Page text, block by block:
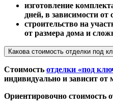
изготовление
дней, в зависимости от
строительство на
от размера дома и
Какова стоимость отделки под
Стоимость отделки «под
индивидуально и зависит от
Ориентировочно стоимость